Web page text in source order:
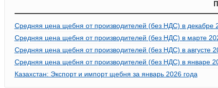
Средняя цена щебня от производителей (без НДС) в декабре
Средняя цена щебня от производителей (без НДС) в марте
Средняя цена щебня от производителей (без НДС) в августе
Средняя цена щебня от производителей (без НДС) в январе
Казахстан: Экспорт и импорт щебня за январь 2026 года